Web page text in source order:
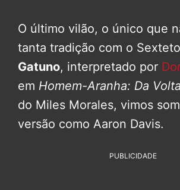
O último vilão, o único que
tanta tradição com o
Gatuno, interpretado por
em Homem-Aranha: Da
do Miles Morales, vimos
versão como Aaron Davis.
PUBLICIDADE